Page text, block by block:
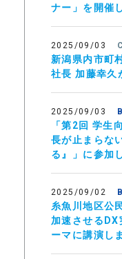
ナー」を開催
2025/09/03
新潟県内市町
社長 加藤幸久
2025/09/03
「第2回 学生
長が止まらな
る』」に参加
2025/09/02
糸魚川地区公
加速させる
ーマに講演し